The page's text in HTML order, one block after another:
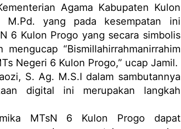
Agama Kabupaten Kulon
yang pada kesempatan ini
6 Kulon Progo yang secara simbolis
“Bismillahirrahmanirrahim
Negeri 6 Kulon Progo,” ucap Jamil.
S. Ag. M.S.I dalam sambutannya
digital ini merupakan langkah
MTsN 6 Kulon Progo dapat